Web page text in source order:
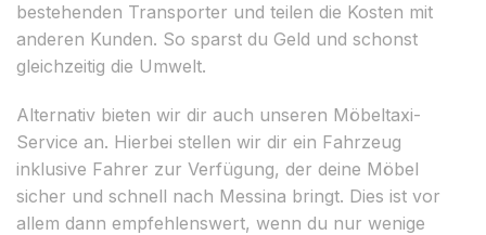
bestehenden Transporter und teilen die Kosten mit
anderen Kunden. So sparst du Geld und schonst
gleichzeitig die Umwelt.
Alternativ bieten wir dir auch unseren Möbeltaxi-
Service an. Hierbei stellen wir dir ein Fahrzeug
inklusive Fahrer zur Verfügung, der deine Möbel
sicher und schnell nach Messina bringt. Dies ist vor
allem dann empfehlenswert, wenn du nur wenige